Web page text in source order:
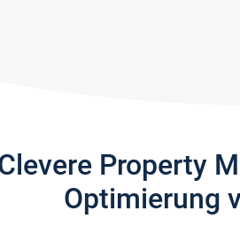
Property
Optimierung